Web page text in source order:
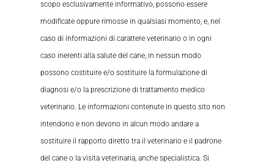
scopo esclusivamente informativo, possono essere
modificate oppure rimosse in qualsiasi momento, e, nel
caso di informazioni di carattere veterinario o in ogni
caso inerenti alla salute del cane, in nessun modo
possono costituire e/o sostituire la formulazione di
diagnosi e/o la prescrizione di trattamento medico
veterinario. Le informazioni contenute in questo sito non
intendono e non devono in alcun modo andare a
sostituire il rapporto diretto tra il veterinario e il padrone
del cane o la visita veterinaria, anche specialistica. Si